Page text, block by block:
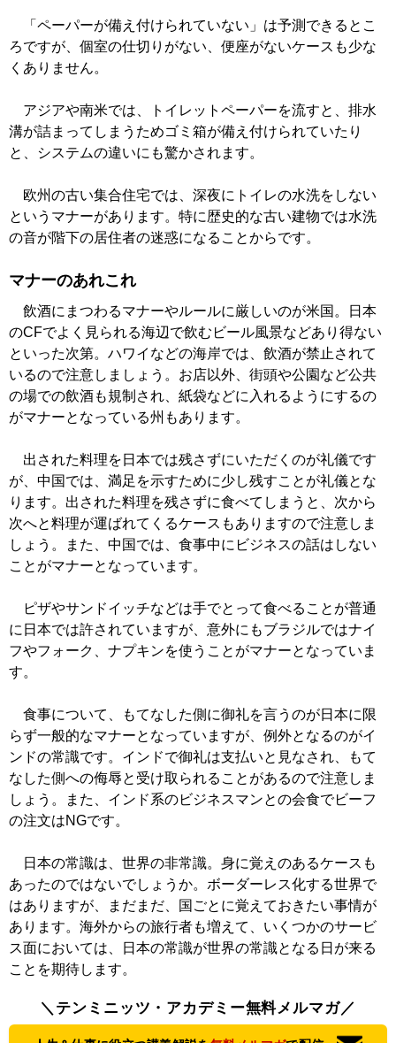
「ペーパーが備え付けられていない」は予測できるとこ
ろですが、個室の仕切りがない、便座がないケースも少な
くありません。
アジアや南米では、トイレットペーパーを流すと、排水
溝が詰まってしまうためゴミ箱が備え付けられていたり
と、システムの違いにも驚かされます。
欧州の古い集合住宅では、深夜にトイレの水洗をしない
というマナーがあります。特に歴史的な古い建物では水洗
の音が階下の居住者の迷惑になることからです。
マナーのあれこれ
飲酒にまつわるマナーやルールに厳しいのが米国。日本
のCFでよく見られる海辺で飲むビール風景などあり得ない
といった次第。ハワイなどの海岸では、飲酒が禁止されて
いるので注意しましょう。お店以外、街頭や公園など公共
の場での飲酒も規制され、紙袋などに入れるようにするの
がマナーとなっている州もあります。
出された料理を日本では残さずにいただくのが礼儀です
が、中国では、満足を示すために少し残すことが礼儀とな
ります。出された料理を残さずに食べてしまうと、次から
次へと料理が運ばれてくるケースもありますので注意しま
しょう。また、中国では、食事中にビジネスの話はしない
ことがマナーとなっています。
ピザやサンドイッチなどは手でとって食べることが普通
に日本では許されていますが、意外にもブラジルではナイ
フやフォーク、ナプキンを使うことがマナーとなっていま
す。
食事について、もてなした側に御礼を言うのが日本に限
らず一般的なマナーとなっていますが、例外となるのがイ
ンドの常識です。インドで御礼は支払いと見なされ、もて
なした側への侮辱と受け取られることがあるので注意しま
しょう。また、インド系のビジネスマンとの会食でビーフ
の注文はNGです。
日本の常識は、世界の非常識。身に覚えのあるケースも
あったのではないでしょうか。ボーダーレス化する世界で
はありますが、まだまだ、国ごとに覚えておきたい事情が
あります。海外からの旅行者も増えて、いくつかのサービ
ス面においては、日本の常識が世界の常識となる日が来る
ことを期待します。
＼テンミニッツ・アカデミー無料メルマガ／